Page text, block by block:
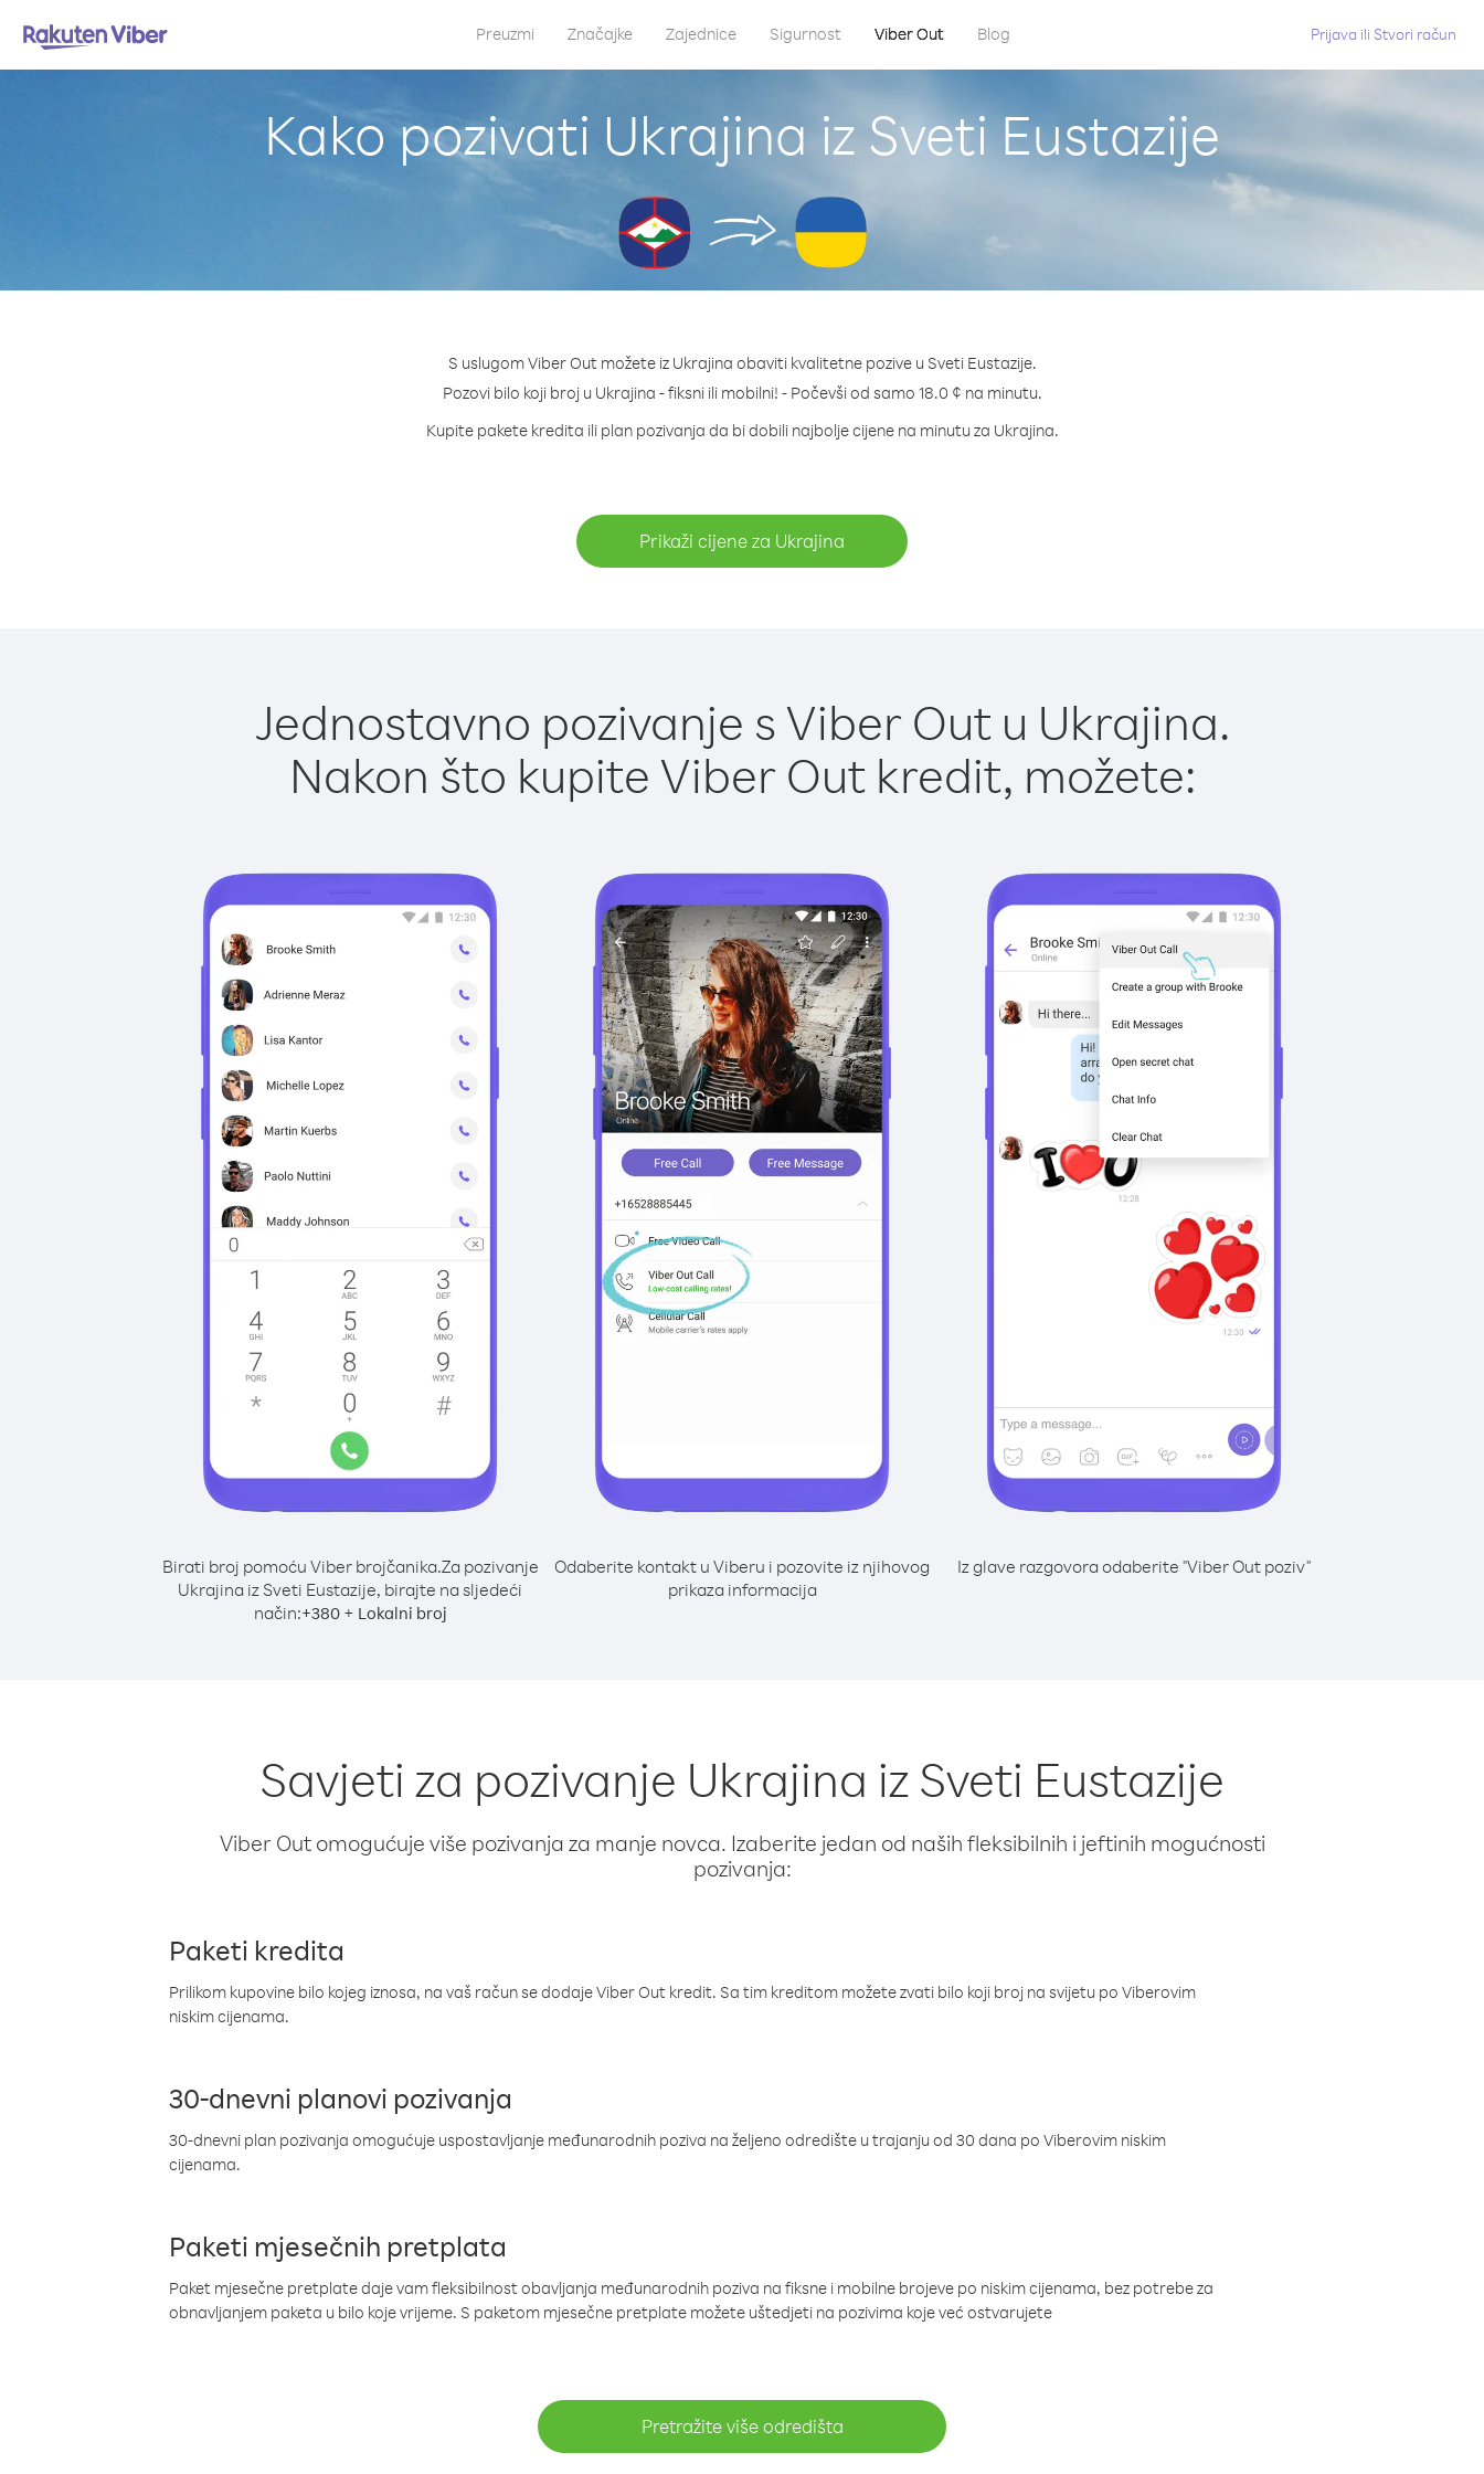
Preuzmi Značajke Zajednice Sigurnost Viber Out Blog Prijava ili Stvori račun
Kako pozivati Ukrajina iz Sveti Eustazije
S uslugom Viber Out možete iz Ukrajina obaviti kvalitetne pozive u Sveti Eustazije.
Pozovi bilo koji broj u Ukrajina - fiksni ili mobilni! - Počevši od samo 18.0 ¢ na minutu.
Kupite pakete kredita ili plan pozivanja da bi dobili najbolje cijene na minutu za Ukrajina.
Prikaži cijene za Ukrajina
Jednostavno pozivanje s Viber Out u Ukrajina.
Nakon što kupite Viber Out kredit, možete:
Birati broj pomoću Viber brojčanika.Za pozivanje
Ukrajina iz Sveti Eustazije, birajte na sljedeći
način:+380+ Lokalni broj
Odaberite kontakt u Viberu i pozovite iz njihovog
prikaza informacija
Iz glave razgovora odaberite "Viber Out poziv"
Savjeti za pozivanje Ukrajina iz Sveti Eustazije
Viber Out omogućuje više pozivanja za manje novca. Izaberite jedan od naših fleksibilnih i jeftinih mogućnosti
pozivanja:
Paketi kredita
Prilikom kupovine bilo kojeg iznosa, na vaš račun se dodaje Viber Out kredit. Sa tim kreditom možete zvati bilo koji broj na svijetu po Viberovim
niskim cijenama.
30-dnevni planovi pozivanja
30-dnevni plan pozivanja omogućuje uspostavljanje međunarodnih poziva na željeno odredište u trajanju od 30 dana po Viberovim niskim
cijenama.
Paketi mjesečnih pretplata
Paket mjesečne pretplate daje vam fleksibilnost obavljanja međunarodnih poziva na fiksne i mobilne brojeve po niskim cijenama, bez potrebe za
obnavljanjem paketa u bilo koje vrijeme. S paketom mjesečne pretplate možete uštedjeti na pozivima koje već ostvarujete
Pretražite više odredišta